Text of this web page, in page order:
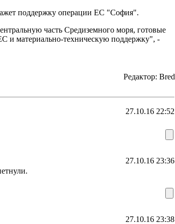
поддержку операции ЕС "София".
часть Средиземного моря, готовые
и материально-техническую поддержку", -
Редактор: Bred
27.10.16 22:52
27.10.16 23:36
27.10.16 23:38